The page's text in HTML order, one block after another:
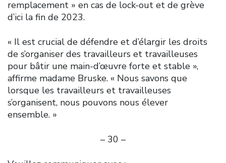
remplacement » en cas de lock-out et de grève
d’ici la fin de 2023.
« Il est crucial de défendre et d’élargir les droits
de s’organiser des travailleurs et travailleuses
pour bâtir une main-d’œuvre forte et stable »,
affirme madame Bruske. « Nous savons que
lorsque les travailleurs et travailleuses
s’organisent, nous pouvons nous élever
ensemble. »
– 30 –